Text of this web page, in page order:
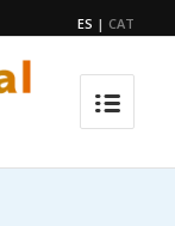
ES | CAT